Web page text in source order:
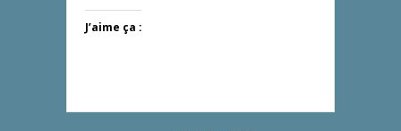
J’aime ça :